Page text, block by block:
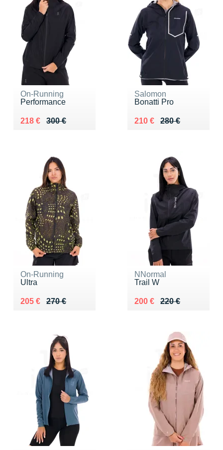
On-Running
Performance
300 €
Au lieu de 300 €
218 €
Vendu 218 €
Salomon
Bonatti Pro
280 €
Au lieu de 280 €
210 €
Vendu 210 €
On-Running
Ultra
270 €
Au lieu de 270 €
205 €
Vendu 205 €
NNormal
Trail W
220 €
Au lieu de 220 €
200 €
Vendu 200 €